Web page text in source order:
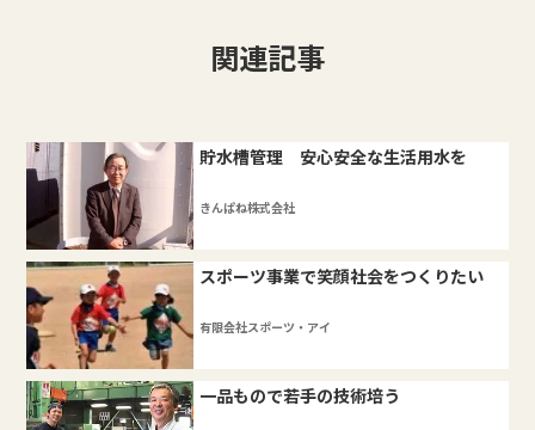
関連記事
貯水槽管理 安心安全な生活用水を
きんぱね株式会社
スポーツ事業で笑顔社会をつくりたい
有限会社スポーツ・アイ
一品もので若手の技術培う